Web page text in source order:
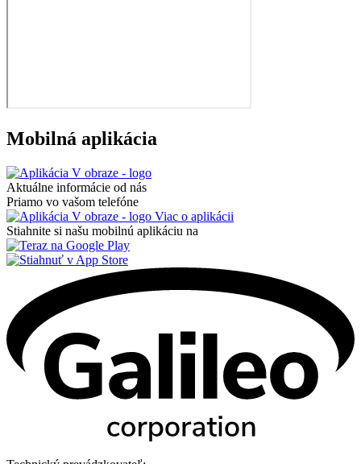
Mobilná aplikácia
Aktuálne informácie od nás
Priamo vo vašom telefóne
Viac o aplikácii
Stiahnite si našu mobilnú aplikáciu na